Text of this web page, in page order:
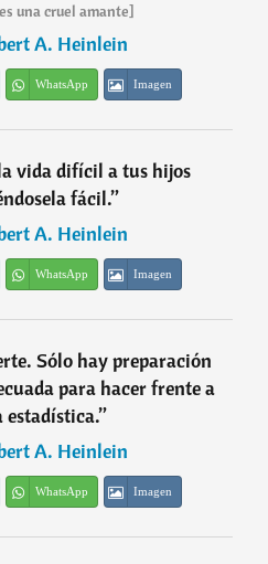
una cruel amante]
A. Heinlein
WhatsApp Imagen
vida difícil a tus hijos
fácil.”
A. Heinlein
WhatsApp Imagen
Sólo hay preparación
para hacer frente a
estadística.”
A. Heinlein
WhatsApp Imagen